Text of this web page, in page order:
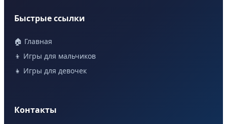
Быстрые ссылки
🏠 Главная
👦 Игры для мальчиков
👧 Игры для девочек
Контакты